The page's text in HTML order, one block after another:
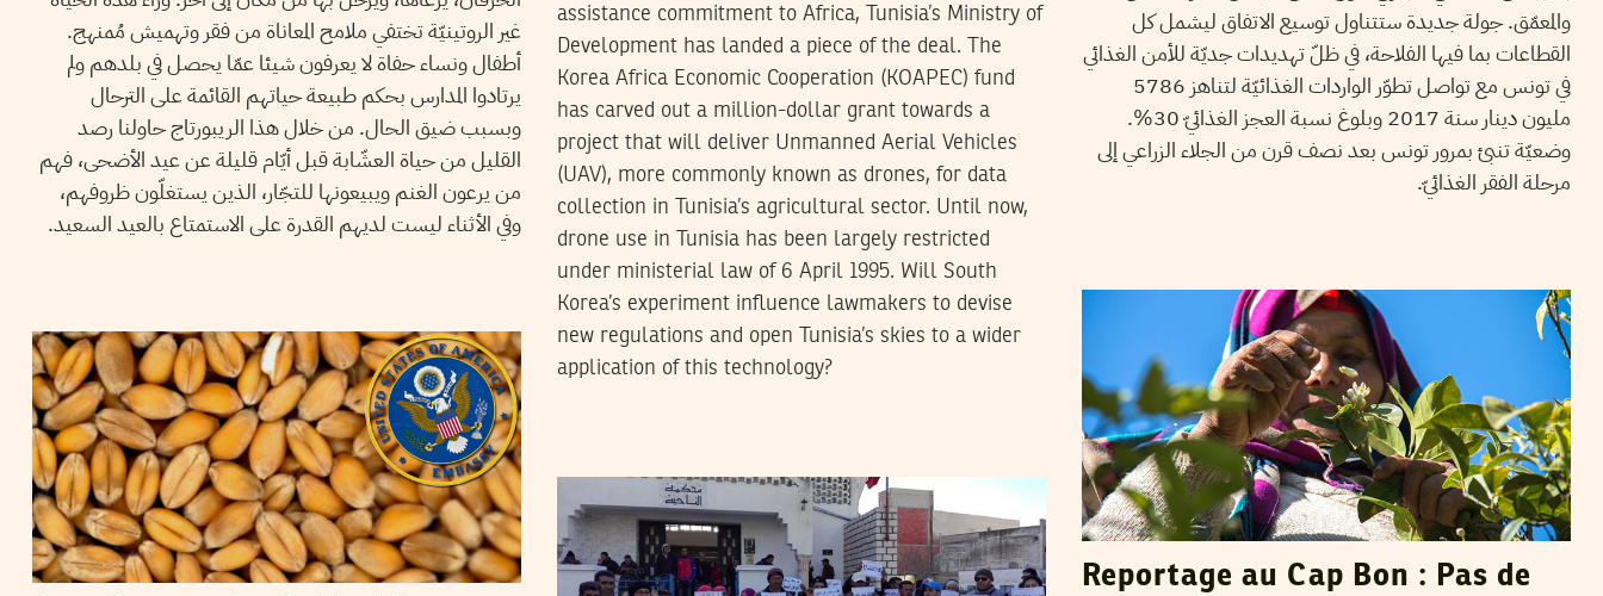
غير الروتينيّة تختفي ملامح المعاناة من فقر وتهميش مُمنهج.
أطفال ونساء حفاة لا يعرفون شيئا عمّا يحصل في بلدهم ولم
يرتادوا المدارس بحكم طبيعة حياتهم القائمة على الترحال
وبسبب ضيق الحال. من خلال هذا الريبورتاج حاولنا رصد
القليل من حياة العشّابة قبل أيّام قليلة عن عيد الأضحى، فهم
من يرعون الغنم ويبيعونها للتجّار، الذين يستغلّون ظروفهم،
وفي الأثناء ليست لديهم القدرة على الاستمتاع بالعيد السعيد.
assistance commitment to Africa, Tunisia’s Ministry of
Development has landed a piece of the deal. The
Korea Africa Economic Cooperation (KOAPEC) fund
has carved out a million-dollar grant towards a
project that will deliver Unmanned Aerial Vehicles
(UAV), more commonly known as drones, for data
collection in Tunisia’s agricultural sector. Until now,
drone use in Tunisia has been largely restricted
under ministerial law of 6 April 1995. Will South
Korea’s experiment influence lawmakers to devise
new regulations and open Tunisia’s skies to a wider
application of this technology?
والمعمّق. جولة جديدة ستتناول توسيع الاتفاق ليشمل كل
القطاعات بما فيها الفلاحة، في ظلّ تهديدات جديّة للأمن الغذائي
في تونس مع تواصل تطوّر الواردات الغذائيّة لتناهز 5786
مليون دينار سنة 2017 وبلوغ نسبة العجز الغذائيّ 30%.
وضعيّة تنبئ بمرور تونس بعد نصف قرن من الجلاء الزراعي إلى
مرحلة الفقر الغذائيّ.
Reportage au Cap Bon : Pas de